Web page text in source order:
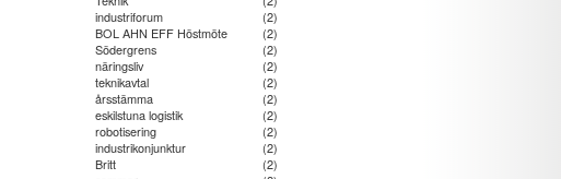
industriforum
(2)
BOL AHN EFF Höstmöte
(2)
Södergrens
(2)
näringsliv
(2)
teknikavtal
(2)
årsstämma
(2)
eskilstuna logistik
(2)
robotisering
(2)
industrikonjunktur
(2)
Britt
(2)